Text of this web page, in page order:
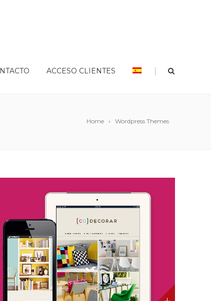
ACCESO CLIENTES |
Home Wordpress Themes